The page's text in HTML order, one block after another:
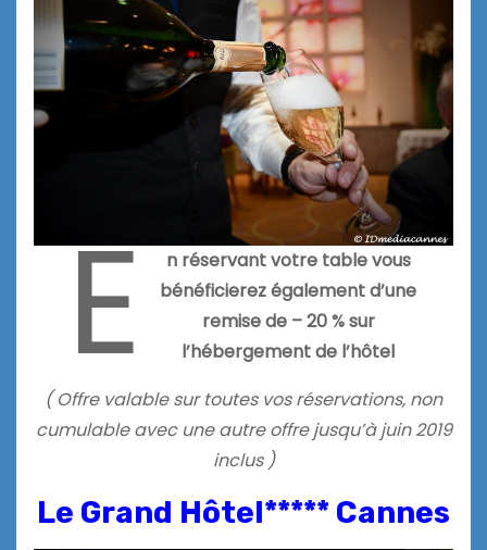
E
n réservant votre table vous
bénéficierez également d’une
remise de – 20 % sur
l’hébergement de l’hôtel
( Offre valable sur toutes vos réservations, non
cumulable avec une autre offre jusqu’à juin 2019
inclus )
Le Grand Hôtel***** Cannes